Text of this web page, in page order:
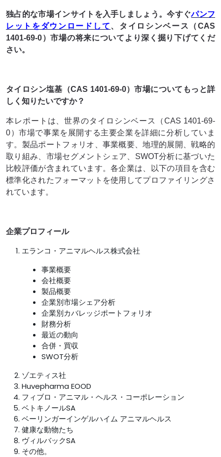
独占的な市場インサイトを入手しましょう。今すぐパンフ
レットをダウンロードして、タイロシンベース（CAS
1401-69-0）市場の将来についてより深く掘り下げてくだ
さい。
タイロシン塩基（CAS 1401-69-0）市場についてもっと詳
しく知りたいですか？
本レポートは、世界のタイロシンベース（CAS 1401-69-
0）市場で事業を展開する主要企業を詳細に分析していま
す。製品ポートフォリオ、事業概要、地理的展開、戦略的
取り組み、市場セグメントシェア、SWOT分析に基づいた
比較評価が含まれています。各企業は、以下の項目を含む
標準化されたフォーマットを使用してプロファイリングさ
れています。
企業プロフィール
エランコ・アニマルヘルス株式会社
事業概要
会社概要
製品概要
企業別市場シェア分析
企業別カバレッジポートフォリオ
財務分析
最近の動向
合併・買収
SWOT分析
ゾエティス社
Huvepharma EOOD
フィブロ・アニマル・ヘルス・コーポレーション
ベトキノールSA
ベーリンガーインゲルハイム アニマルヘルス
健康な動物たち
ヴィルバックSA
その他。